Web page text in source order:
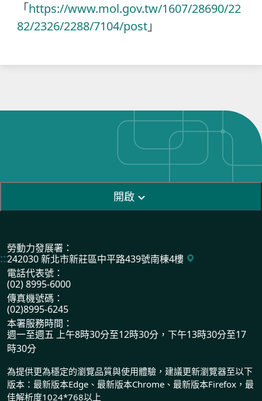
「https://www.mol.gov.tw/1607/28690/22
82/2326/2288/7104/post」
開啟
:::
勞動力發展署：
242030 新北市新莊區中平路439號南棟4樓
電話代表號：
(02) 8995-6000
傳真機號碼：
(02)8995-6245
本署服務時間：
週一至週五 上午8時30分至12時30分，下午13時30分至17
時30分
為提供更為穩定的瀏覽品質與使用體驗，建議更新瀏覽器至以下
版本：最新版本Edge、最新版本Chrome、最新版本Firefox，最
佳解析度1024*768以上